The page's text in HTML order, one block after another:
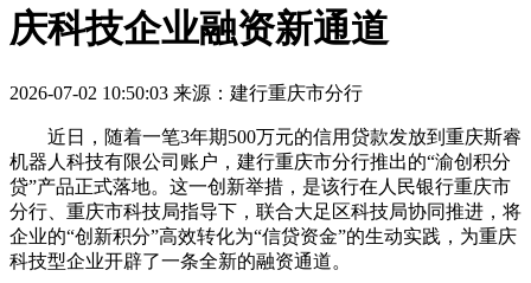
庆科技企业融资新通道
2026-07-02 10:50:03 来源：建行重庆市分行
近日，随着一笔3年期500万元的信用贷款发放到重庆斯睿
机器人科技有限公司账户，建行重庆市分行推出的“渝创积分
贷”产品正式落地。这一创新举措，是该行在人民银行重庆市
分行、重庆市科技局指导下，联合大足区科技局协同推进，将
企业的“创新积分”高效转化为“信贷资金”的生动实践，为重庆
科技型企业开辟了一条全新的融资通道。